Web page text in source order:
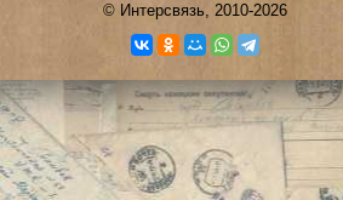
© Интерсвязь, 2010-2026